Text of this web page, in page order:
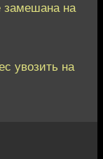
на
увозить на